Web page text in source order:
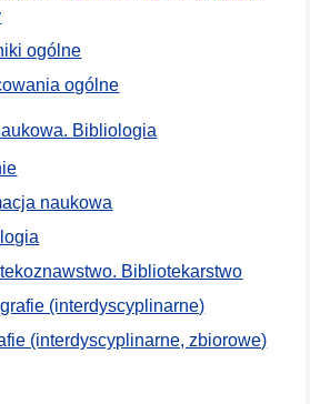
ogólne
ogólne
Bibliologia
naukowa
Bibliotekarstwo
(interdyscyplinarne)
(interdyscyplinarne, zbiorowe)